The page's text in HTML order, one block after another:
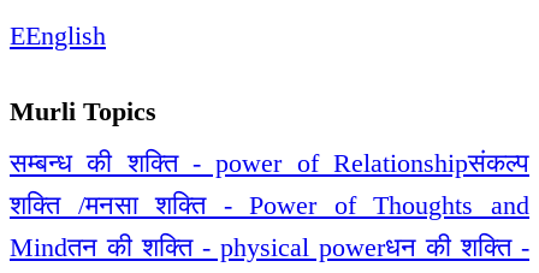
EEnglish
Murli Topics
सम्बन्ध की शक्ति - power of Relationshipसंकल्प
शक्ति /मनसा शक्ति - Power of Thoughts and
Mindतन की शक्ति - physical powerधन की शक्ति -